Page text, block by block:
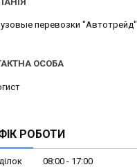
перевозки "Автотрейд"
РОБОТИ
08:00
17:00